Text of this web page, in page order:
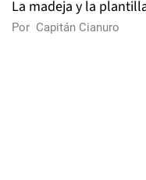
La madeja y la
Por Capitán Cianuro